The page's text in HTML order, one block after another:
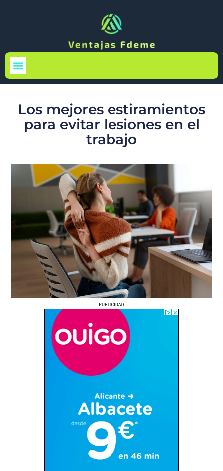
Los mejores estiramientos
para evitar lesiones en el
trabajo